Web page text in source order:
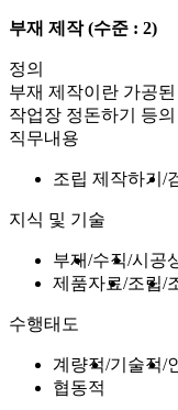
부재 제작(수준 : 2)
정의
부재 제작이란 가공
작업장 정돈하기 등
직무내용
조립 제작하기
지식 및 기술
부재 수직 시공
제품자료 조립
수행태도
계량적 기술적
협동적